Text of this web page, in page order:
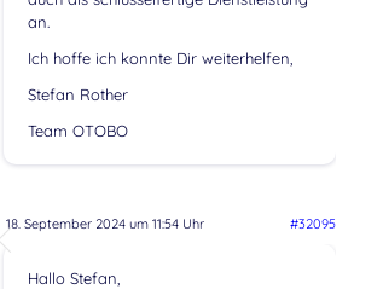
an.
Ich hoffe ich konnte Dir weiterhelfen,
Stefan Rother
Team OTOBO
18. September 2024 um 11:54 Uhr #32095
Hallo Stefan,